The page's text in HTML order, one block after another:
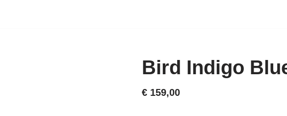
Bird Indigo
€ 159,00